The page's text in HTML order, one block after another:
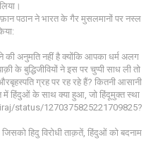
पठान ने भारत के गैर मुसलमानों पर नस्ल
की अनुमति नहीं है क्योंकि आपका धर्म अलग
के बुद्धिजीवियों ने इस पर चुप्पी साध ली तो
ग्रह पर रह रहे हैं? कितनी आसानी
हिंदुओं के साथ क्या हुआ, जो हिंदूमुक्त स्था
हिदु विरोधी ताक़तें, हिंदुओं को बदनाम